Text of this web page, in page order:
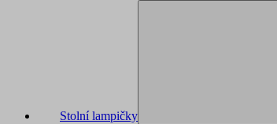
Stolní lampičky